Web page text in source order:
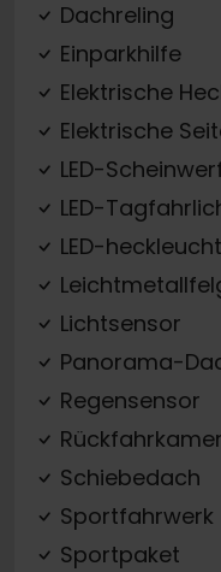
Dachreling
Einparkhilfe
Elektrische
Elektrische
LED-
LED-
LED-
Lichtsensor
Panorama-
Regensensor
Schiebedach
Sportfahrwerk
Sportpaket